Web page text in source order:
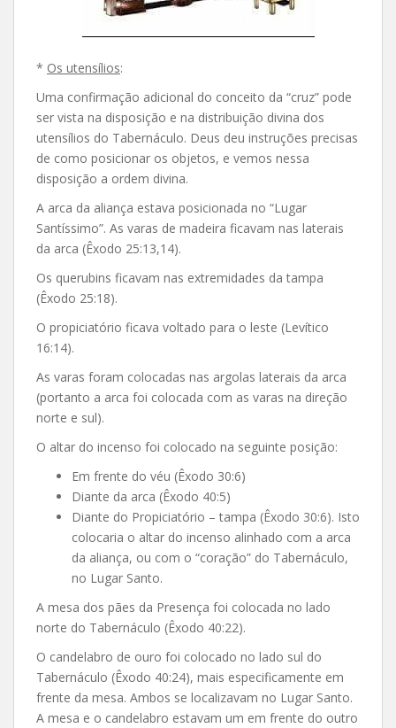
* Os utensílios:
Uma confirmação adicional do conceito da “cruz” pode
ser vista na disposição e na distribuição divina dos
utensílios do Tabernáculo. Deus deu instruções precisas
de como posicionar os objetos, e vemos nessa
disposição a ordem divina.
A arca da aliança estava posicionada no “Lugar
Santíssimo”. As varas de madeira ficavam nas laterais
da arca (Êxodo 25:13,14).
Os querubins ficavam nas extremidades da tampa
(Êxodo 25:18).
O propiciatório ficava voltado para o leste (Levítico
16:14).
As varas foram colocadas nas argolas laterais da arca
(portanto a arca foi colocada com as varas na direção
norte e sul).
O altar do incenso foi colocado na seguinte posição:
Em frente do véu (Êxodo 30:6)
Diante da arca (Êxodo 40:5)
Diante do Propiciatório – tampa (Êxodo 30:6). Isto
colocaria o altar do incenso alinhado com a arca
da aliança, ou com o “coração” do Tabernáculo,
no Lugar Santo.
A mesa dos pães da Presença foi colocada no lado
norte do Tabernáculo (Êxodo 40:22).
O candelabro de ouro foi colocado no lado sul do
Tabernáculo (Êxodo 40:24), mais especificamente em
frente da mesa. Ambos se localizavam no Lugar Santo.
A mesa e o candelabro estavam um em frente do outro